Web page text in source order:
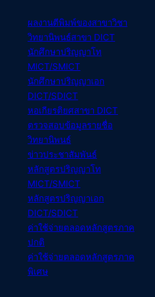
ผลงานตีพิมพ์ของสาขาวิชา
วิทยานิพนธ์สาขา DICT
นักศึกษาปริญญาโท
MICT/SMICT
นักศึกษาปริญญาเอก
DICT/SDICT
หอเกียรติยศสาขา DICT
ตรวจสอบข้อมูลรายชื่อ
วิทยานิพนธ์
ข่าวประชาสัมพันธ์
หลักสูตรปริญญาโท
MICT/SMICT
หลักสูตรปริญญาเอก
DICT/SDICT
ค่าใช้จ่ายตลอดหลักสูตรภาค
ปกติ
ค่าใช้จ่ายตลอดหลักสูตรภาค
พิเศษ